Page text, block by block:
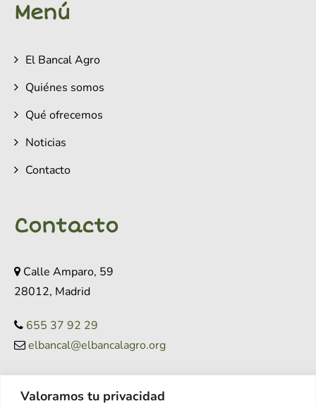
Valoramos tu privacidad
Menú
El Bancal Agro
Quiénes somos
Qué ofrecemos
Noticias
Contacto
Contacto
Calle Amparo, 59
28012, Madrid
655 37 92 29
elbancal@elbancalagro.org